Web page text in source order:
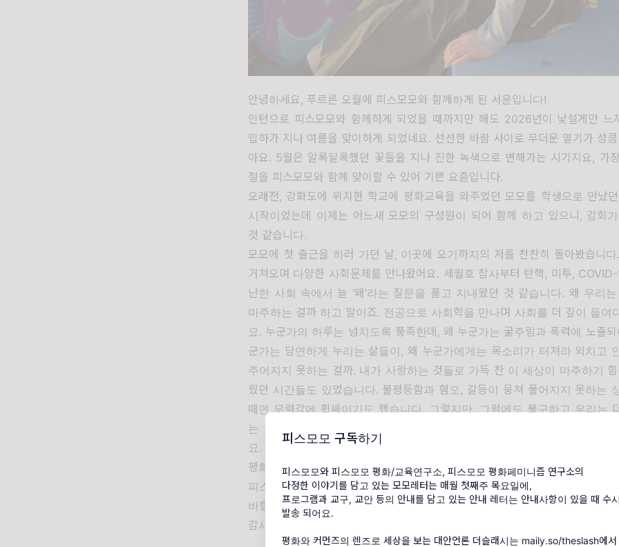
피스모모 구독하기
피스모모와 피스모모 평화/교육연구소, 피스모모 평화페미니즘 연구소의
다정한 이야기를 담고 있는 모모레터는 매월 첫째주 목요일에,
프로그램과 교구, 교안 등의 안내를 담고 있는 안내 레터는 안내사항이 있을 때 수
발송 되어요.
평화와 커먼즈의 렌즈로 세상을 보는 대안언론 더슬래시는 maily.so/theslash에서
안녕하세요, 푸르른 오월에 피스모모와 함께하게 된 서윤입니다!
인턴으로 피스모모와 함께하게 되었을 때까지만 해도 2026년이 낯설게만 느
입하가 지나 여름을 맞이하게 되었네요. 선선한 바람 사이로 무더운 열기가 성
아요. 5월은 알록달록했던 꽃들을 지나 진한 녹색으로 변해가는 시기지요, 가
절을 피스모모와 함께 맞이할 수 있어 기쁜 요즘입니다.
오래전, 강화도에 위치한 학교에 평화교육을 와주었던 모모를 학생으로 만났
시작이었는데 이제는 어느새 모모의 구성원이 되어 함께 하고 있으니, 감회
것 같습니다.
모모에 첫 출근을 하러 가던 날, 이곳에 오기까지의 저를 찬찬히 돌아봤습니
거쳐오며 다양한 사회문제를 만나왔어요. 세월호 참사부터 탄핵, 미투,
난한 사회 속에서 늘 ‘왜’라는 질문을 품고 지내왔던 것 같습니다. 왜 우리
마주하는 걸까 하고 말이죠. 전공으로 사회학을 만나며 사회를 더 깊이 들여
요. 누군가의 하루는 넘치도록 풍족한데, 왜 누군가는 굶주림과 폭력에 노출
군가는 당연하게 누리는 삶들이, 왜 누군가에게는 목소리가 터져라 외치고
주어지지 못하는 걸까. 내가 사랑하는 것들로 가득 찬 이 세상이 마주하기
웠던 시간들도 있었습니다. 불평등함과 혐오, 갈등이 뭉쳐 풀어지지 못하는
때면 무력감에 휩싸이기도 했습니다. 그렇지만, 그럼에도 불구하고 우리는
는 존재들이기에, 계속해서 귀 기울여 듣고 들여다보는 것을 멈추고 싶지
요. 모모와의 새로운 관계를 맺으며 더 배우고 힘을 더하고 싶습니다.
평화는 모두의 것! 모든 존재의 삶이 평화롭기를 바라는 다정함과 그 안의
피스모모와 함께하게 되어 영광이고 감사한 마음이 큽니다. 모두들 안온한
바랍니다.
감사합니다.